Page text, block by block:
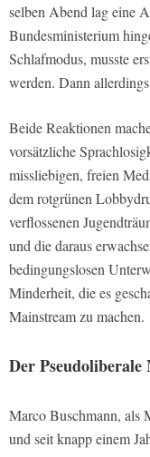
selben Abend lag eine
Bundesministerium
Schlafmodus, musste
werden. Dann
Beide Reaktionen
vorsätzliche
missliebigen, freien
dem rotgrünen
verflossenen
und die daraus
bedingungslosen
Minderheit, die es
Mainstream zu machen.
Der
Marco Buschmann, als
und seit knapp einem